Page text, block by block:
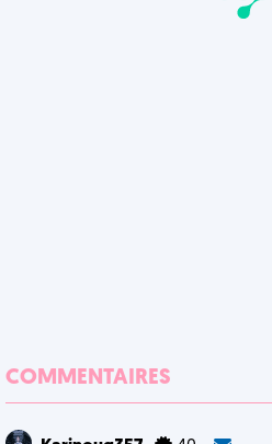
COMMENTAIRES